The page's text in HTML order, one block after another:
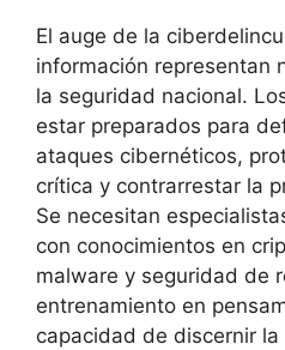
El auge de la
información representan
la seguridad nacional.
estar preparados para
ataques cibernéticos,
crítica y contrarrestar la
Se necesitan
con conocimientos en
malware y seguridad de
entrenamiento en
capacidad de discernir